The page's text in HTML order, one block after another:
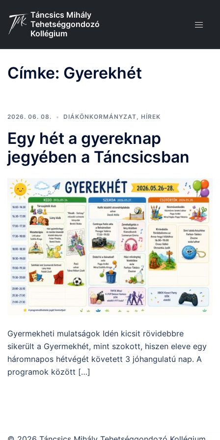
content
Táncsics Mihály
Tehetséggondozó
Kollégium
Címke: Gyerekhét
2026. 06. 08. DIÁKÖNKORMÁNYZAT, HÍREK
Egy hét a gyereknap
jegyében a Táncsicsban
Gyermekheti mulatságok Idén kicsit rövidebbre
sikerült a Gyermekhét, mint szokott, hiszen eleve egy
háromnapos hétvégét követett 3 jóhangulatú nap. A
programok között […]